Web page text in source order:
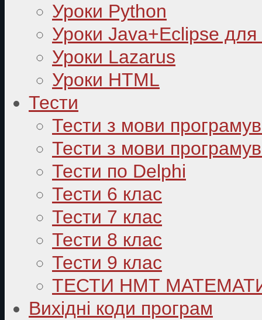
Уроки Python
Уроки Java+Eclipse
Уроки Lazarus
Уроки HTML
Тести
Тести з мови
Тести з мови
Тести по Delphi
Тести 6 клас
Тести 7 клас
Тести 8 клас
Тести 9 клас
ТЕСТИ НМТ
Вихідні коди програм